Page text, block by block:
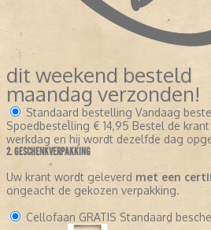
dit weekend besteld
maandag verzonden!
Standaard bestelling Vandaag
Spoedbestelling € 14,95 Bestel de
werkdag en hij wordt dezelfde dag
2. GESCHENKVERPAKKING
Uw krant wordt geleverd met een
ongeacht de gekozen verpakking.
Cellofaan GRATIS Standaard